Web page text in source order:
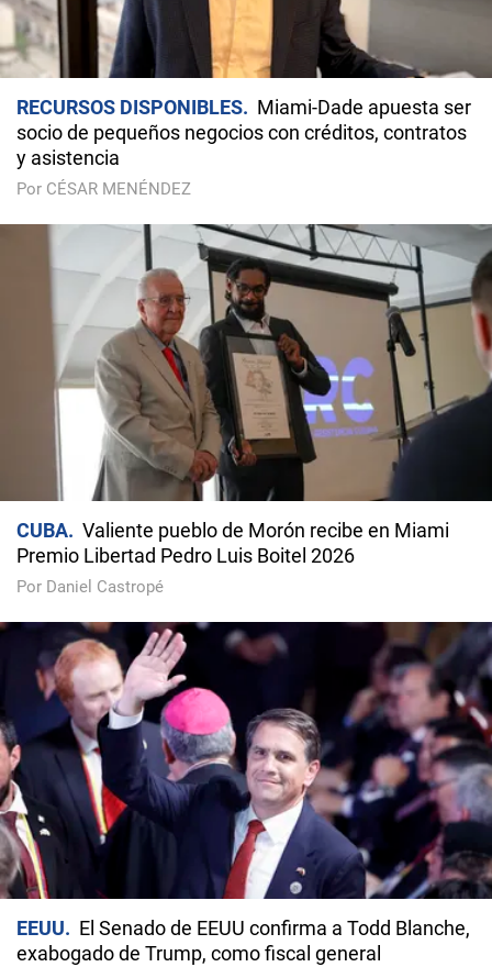
RECURSOS DISPONIBLES
Miami-Dade apuesta ser
socio de pequeños negocios con créditos, contratos
y asistencia
Por CÉSAR MENÉNDEZ
CUBA
Valiente pueblo de Morón recibe en Miami
Premio Libertad Pedro Luis Boitel 2026
Por Daniel Castropé
EEUU
El Senado de EEUU confirma a Todd Blanche,
exabogado de Trump, como fiscal general